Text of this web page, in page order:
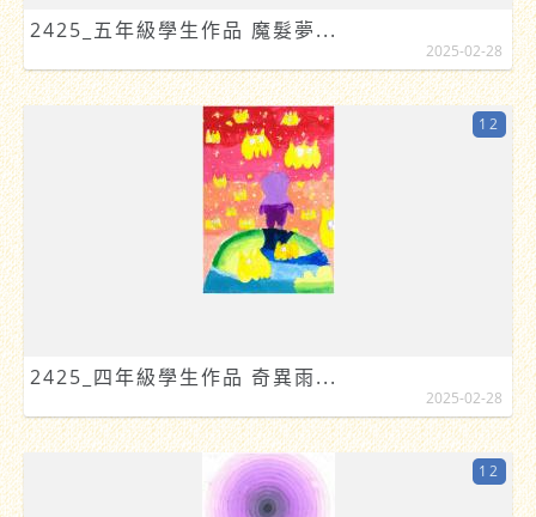
2425_五年級學生作品 魔髮夢...
2025-02-28
2425_四年級學生作品 奇異雨...
12
2025-02-28
12